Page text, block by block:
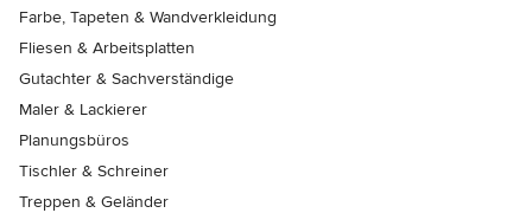
Farbe, Tapeten & Wandverkleidung
Fliesen & Arbeitsplatten
Gutachter & Sachverständige
Maler & Lackierer
Planungsbüros
Tischler & Schreiner
Treppen & Geländer